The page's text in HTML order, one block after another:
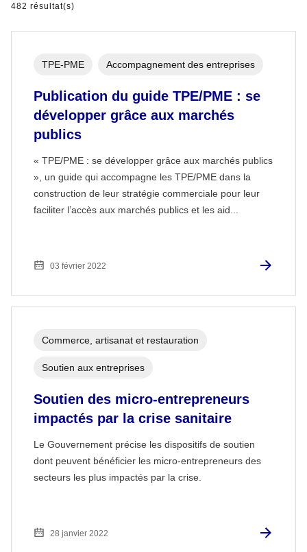
482 résultat(s)
Publication du guide TPE/PME : se
développer grâce aux marchés
publics
« TPE/PME : se développer grâce aux marchés publics
», un guide qui accompagne les TPE/PME dans la
construction de leur stratégie commerciale pour leur
faciliter l’accès aux marchés publics et les aid...
TPE-PME Accompagnement des entreprises
03 février 2022
Soutien des micro-entrepreneurs
impactés par la crise sanitaire
Le Gouvernement précise les dispositifs de soutien
dont peuvent bénéficier les micro-entrepreneurs des
secteurs les plus impactés par la crise.
Commerce, artisanat et restauration
Soutien aux entreprises
28 janvier 2022